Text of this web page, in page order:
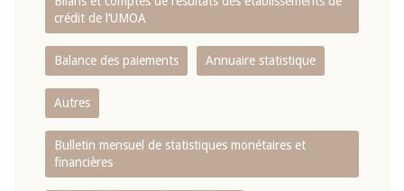
crédit de l‘UMOA
Balance des paiements Annuaire statistique
Autres
Bulletin mensuel de statistiques monétaires et
financières